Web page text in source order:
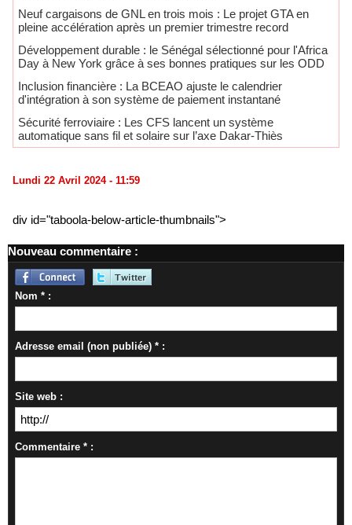
Neuf cargaisons de GNL en trois mois : Le projet GTA en
pleine accélération après un premier trimestre record
Développement durable : le Sénégal sélectionné pour l'Africa
Day à New York grâce à ses bonnes pratiques sur les ODD
​Inclusion financière : La BCEAO ajuste le calendrier
d'intégration à son système de paiement instantané
Sécurité ferroviaire : Les CFS lancent un système
automatique sans fil et solaire sur l’axe Dakar-Thiès
Lundi 22 Avril 2024 - 11:59
div id="taboola-below-article-thumbnails">
Nouveau commentaire :
Nom * :
Adresse email (non publiée) * :
Site web :
Commentaire * :